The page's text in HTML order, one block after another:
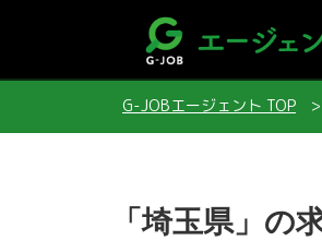
G-JOBエージェント TOP
「埼玉県」の